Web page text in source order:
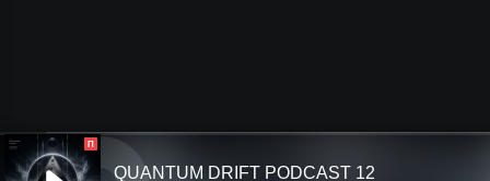
П
QUANTUM DRIFT PODCAST 12